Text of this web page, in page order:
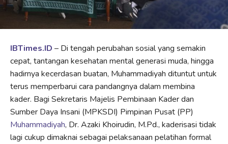
IBTimes.ID – Di tengah perubahan sosial yang semakin
cepat, tantangan kesehatan mental generasi muda, hingga
hadirnya kecerdasan buatan, Muhammadiyah dituntut untuk
terus memperbarui cara pandangnya dalam membina
kader. Bagi Sekretaris Majelis Pembinaan Kader dan
Sumber Daya Insani (MPKSDI) Pimpinan Pusat (PP)
Muhammadiyah, Dr. Azaki Khoirudin, M.Pd., kaderisasi tidak
lagi cukup dimaknai sebagai pelaksanaan pelatihan formal